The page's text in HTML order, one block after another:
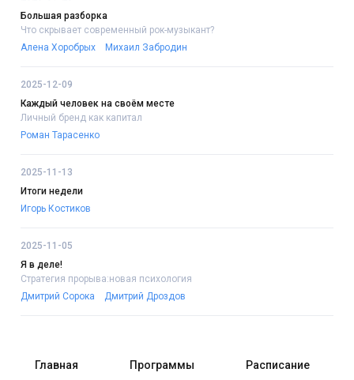
Большая разборка
Что скрывает современный рок-музыкант?
Алена Хоробрых
Михаил Забродин
2025-12-09
Каждый человек на своём месте
Личный бренд как капитал
Роман Тарасенко
2025-11-13
Итоги недели
Игорь Костиков
2025-11-05
Я в деле!
Стратегия прорыва:новая психология
Дмитрий Сорока
Дмитрий Дроздов
Главная Программы Расписание